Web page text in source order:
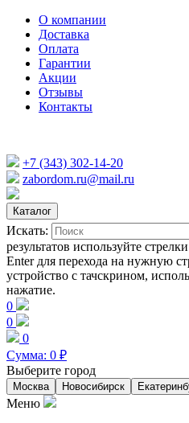
О компании
Доставка
Оплата
Гарантии
Акции
Отзывы
Контакты
+7 (343) 302-14-20
zabordom.ru@mail.ru
Каталог
Искать:
результатов используйте
Enter для перехода на нужную
устройство с тачскрином,
нажатие.
0
0
0
Сумма: 0 ₽
Выберите город
Москва Новосибирск
Меню